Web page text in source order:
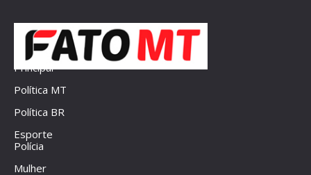
Principal
Política MT
Política BR
Esporte
Polícia
Mulher